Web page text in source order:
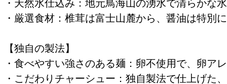
・天然水仕込み：地元鳥海山の湧水で清らかな
・厳選食材：椎茸は富士山麓から、醤油は特別
【独自の製法】
・食べやすい強さのある麺：卵不使用で、卵ア
・こだわりチャーシュー：独自製法で仕上げた